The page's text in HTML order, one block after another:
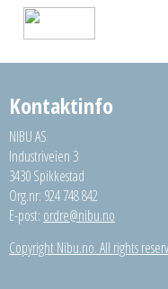
Kontaktinfo
NIBU AS
Industriveien 3
3430 Spikkestad
Org.nr: 924 748 842
E-post: ordre@nibu.no
Copyright Nibu.no. All rights